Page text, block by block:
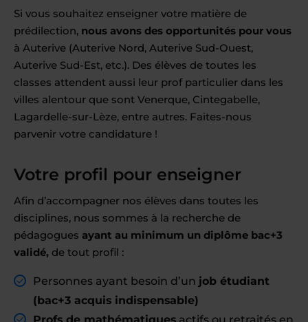
Si vous souhaitez enseigner votre matière de
prédilection, nous avons des opportunités pour vous
à Auterive (Auterive Nord, Auterive Sud-Ouest,
Auterive Sud-Est, etc.). Des élèves de toutes les
classes attendent aussi leur prof particulier dans les
villes alentour que sont Venerque, Cintegabelle,
Lagardelle-sur-Lèze, entre autres. Faites-nous
parvenir votre candidature !
Votre profil pour enseigner
Afin d’accompagner nos élèves dans toutes les
disciplines, nous sommes à la recherche de
pédagogues ayant au minimum un diplôme bac+3
validé, de tout profil :
Personnes ayant besoin d’un job étudiant
(bac+3 acquis indispensable)